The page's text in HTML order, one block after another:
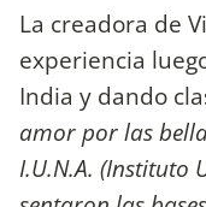
La creadora de
experiencia
India y dando
amor por las
I.U.N.A. (Instituto